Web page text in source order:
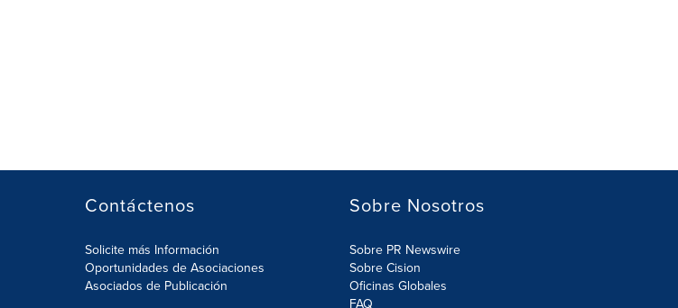
Contáctenos
Solicite más Información
Oportunidades de Asociaciones
Asociados de Publicación
Sobre Nosotros
Sobre PR Newswire
Sobre Cision
Oficinas Globales
FAQ